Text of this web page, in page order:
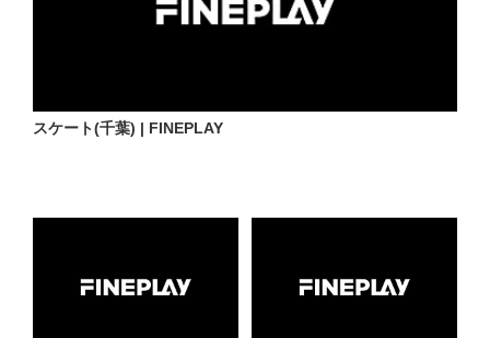
スケート(千葉) | FINEPLAY